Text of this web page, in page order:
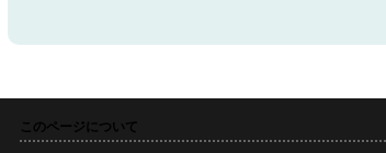
このページについて